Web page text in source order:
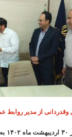
وقدردانی از مدیر